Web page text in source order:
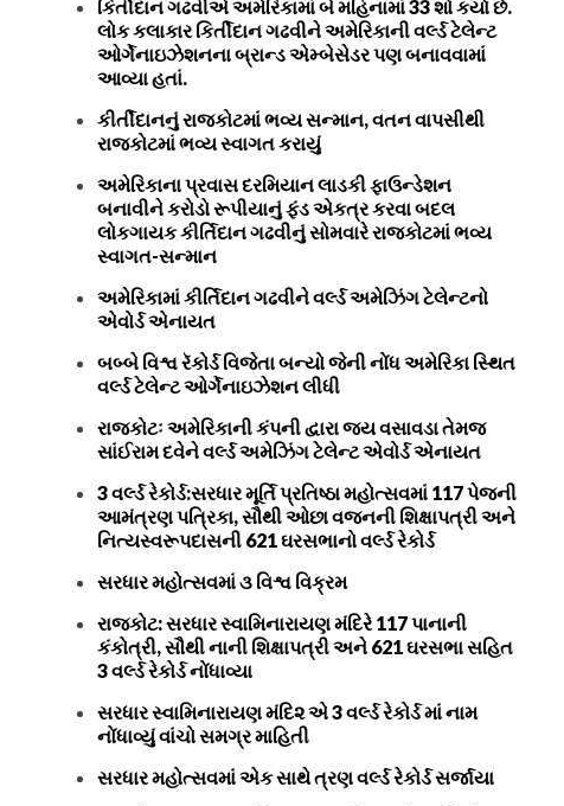
કિર્તીદાન ગઢવીએ અમેરિકામાં બે મહિનામાં 33 શો કર્યા છે.
લોક કલાકાર કિર્તીદાન ગઢવીને અમેરિકાની વર્લ્ડ ટેલેન્ટ
ઓર્ગેનાઇઝેશનના બ્રાન્ડ એમ્બેસેડર પણ બનાવવામાં
આવ્યા હતાં.
કીર્તીદાનનું રાજકોટમાં ભવ્ય સન્માન, વતન વાપસીથી
રાજકોટમાં ભવ્ય સ્વાગત કરાયું
અમેરિકાના પ્રવાસ દરમિયાન લાડકી ફાઉન્ડેશન
બનાવીને કરોડો રૂપીયાનું ફંડ એકત્ર કરવા બદલ
લોકગાયક કીર્તિદાન ગઢવીનું સોમવારે રાજકોટમાં ભવ્ય
સ્વાગત-સન્માન
અમેરિકામાં કીર્તિદાન ગઢવીને વર્લ્ડ અમેઝિંગ ટેલેન્ટનો
એવોર્ડ એનાયત
બબ્બે વિશ્વ રૅકોર્ડ વિજેતા બન્યો જેની નોંધ અમેરિકા સ્થિત
વર્લ્ડ ટેલેન્ટ ઓર્ગેનાઇઝેશન લીધી
રાજકોટઃ અમેરિકાની કંપની દ્વારા જય વસાવડા તેમજ
સાંઈરામ દવેને વર્લ્ડ અમેઝિંગ ટેલેન્ટ એવોર્ડ એનાયત
3 વર્લ્ડ રેકોર્ડ:સરધાર મૂર્તિ પ્રતિષ્ઠા મહોત્સવમાં 117 પેજની
આમંત્રણ પત્રિકા, સૌથી ઓછા વજનની શિક્ષાપત્રી અને
નિત્યસ્વરૂપદાસની 621 ઘરસભાનો વર્લ્ડ રેકોર્ડ
સરધાર મહોત્સવમાં ૩ વિશ્વ વિક્રમ
રાજકોટ: સરધાર સ્વામિનારાયણ મંદિરે 117 પાનાની
કંકોત્રી, સૌથી નાની શિક્ષાપત્રી અને 621 ઘરસભા સહિત
3 વર્લ્ડ રેકોર્ડ નોંધાવ્યા
સરધાર સ્વામિનારાયણ મંદિ૨ એ 3 વર્લ્ડ રેકોર્ડ માં નામ
નોંધાવ્યું વાંચો સમગ્ર માહિતી
સરધાર મહોત્સવમાં એક સાથે ત્રણ વર્લ્ડ રેકોર્ડ સર્જાયા